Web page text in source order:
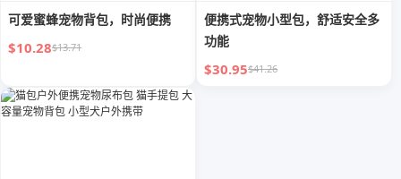
可爱蜜蜂宠物背包，时尚便携
$10.28$13.71
便携式宠物小型包，舒适安全多
功能
$30.95$41.26